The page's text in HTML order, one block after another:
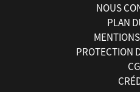
NOUS
PLAN
PROTECTION